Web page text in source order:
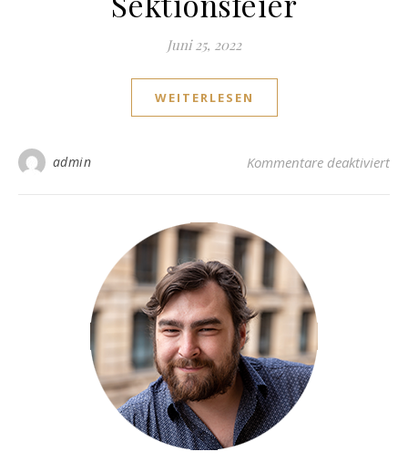
Juni 25, 2022
WEITERLESEN
admin Kommentare deaktiviertfür